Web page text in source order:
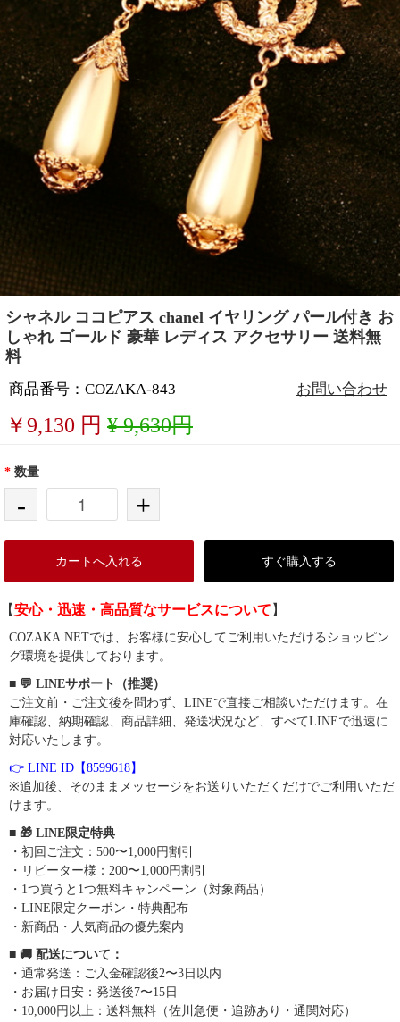
シャネル ココピアス chanel イヤリング パール付き お
しゃれ ゴールド 豪華 レディス アクセサリー 送料無
料
商品番号：COZAKA-843 お問い合わせ
￥9,130 円 ¥ 9,630円
* 数量
- +
カートへ入れる すぐ購入する
【安心・迅速・高品質なサービスについて 】
COZAKA.NETでは、お客様に安心してご利用いただけるショッピン
グ環境を提供しております。
■ 💬 LINEサポート（推奨）
ご注文前・ご注文後を問わず、LINEで直接ご相談いただけます。在
庫確認、納期確認、商品詳細、発送状況など、すべてLINEで迅速に
対応いたします。
👉 LINE ID【8599618】
※追加後、そのままメッセージをお送りいただくだけでご利用いただ
けます。
■ 🎁 LINE限定特典
・初回ご注文：500〜1,000円割引
・リピーター様：200〜1,000円割引
・1つ買うと1つ無料キャンペーン（対象商品）
・LINE限定クーポン・特典配布
・新商品・人気商品の優先案内
■ 🚚 配送について：
・通常発送：ご入金確認後2〜3日以内
・お届け目安：発送後7〜15日
・10,000円以上：送料無料（佐川急便・追跡あり・通関対応）